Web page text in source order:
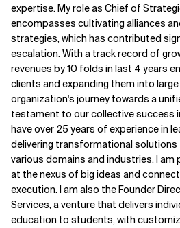
expertise. My role as Chief of
encompasses cultivating alliances
strategies, which has contributed
escalation. With a track record of
revenues by 10 folds in last 4 years
clients and expanding them into
organization's journey towards a
testament to our collective success
have over 25 years of experience in
delivering transformational
various domains and industries. I
at the nexus of big ideas and
execution. I am also the Founder
Services, a venture that delivers
education to students, with